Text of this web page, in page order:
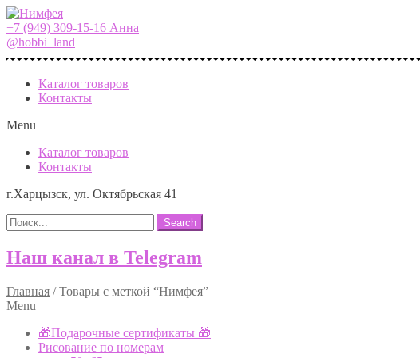
+7 (949) 309-15-16 Анна
@hobbi_land
Каталог товаров
Контакты
Menu
Каталог товаров
Контакты
г.Харцызск, ул. Октябрьская 41
Search
Наш канал в Telegram
Главная /Товары с меткой “Нимфея”
Menu
🎁Подарочные сертификаты 🎁
Рисование по номерам